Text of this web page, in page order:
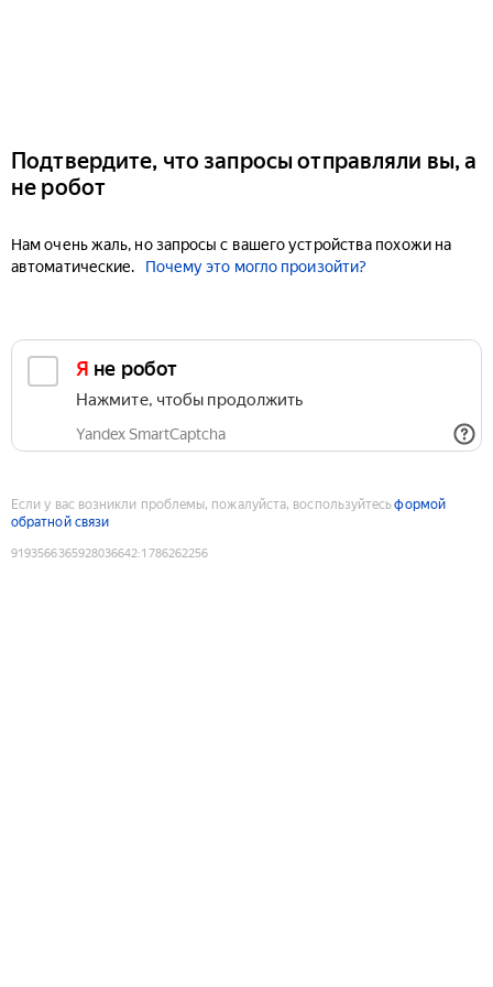
Подтвердите, что запросы отправляли вы, а
не робот
Нам очень жаль, но запросы с вашего устройства похожи на
автоматические.
Почему это могло произойти?
Я не робот
Нажмите, чтобы продолжить
Yandex SmartCaptcha
Если у вас возникли проблемы, пожалуйста, воспользуйтесьформой
обратной связи
9193566365928036642:1786262256